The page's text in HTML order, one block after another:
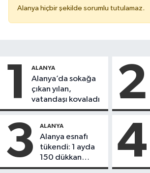
Alanya hiçbir şekilde sorumlu tutulamaz.
1 ALANYA
Alanya’da sokağa
çıkan yılan,
vatandaşı kovaladı
2
3 ALANYA
Alanya esnafı
tükendi: 1 ayda
150 dükkan
kapandı
4